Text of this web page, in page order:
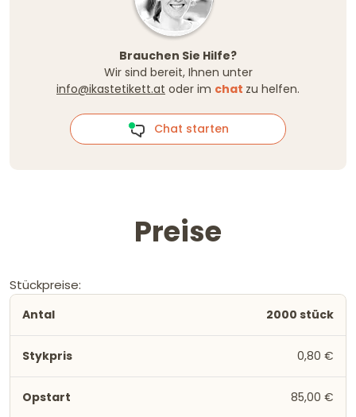
Brauchen Sie Hilfe?
Wir sind bereit, Ihnen unter
info@ikastetikett.at oder im chat zu helfen.
Chat starten
Preise
Stückpreise:
2000 stück
0,80 €
85,00 €